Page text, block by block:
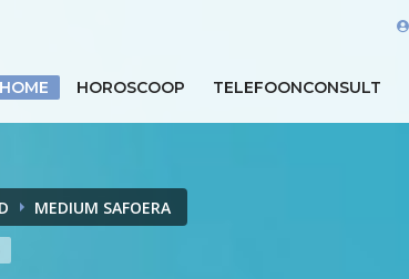
HOME HOROSCOOP TELEFOONCONSULT
MEDIUM SAFOERA